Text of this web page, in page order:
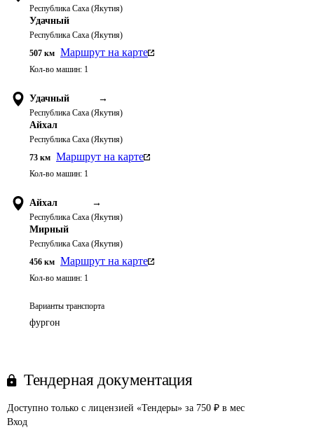
Республика Саха (Якутия)
Удачный
Республика Саха (Якутия)
507 км Маршрут на карте
Кол-во машин: 1
Удачный →
Республика Саха (Якутия)
Айхал
Республика Саха (Якутия)
73 км Маршрут на карте
Кол-во машин: 1
Айхал →
Республика Саха (Якутия)
Мирный
Республика Саха (Якутия)
456 км Маршрут на карте
Кол-во машин: 1
Варианты транспорта
фургон
Тендерная документация
Доступно только с лицензией «Тендеры» за 750 ₽ в мес
Вход